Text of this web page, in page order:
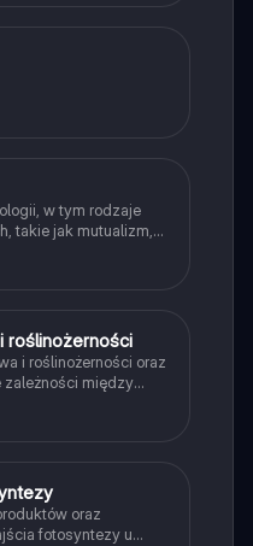
w tym rodzaje
takie jak mutualizm,
ekosystemach
roślinożerności
i roślinożerności oraz
zależności między
oraz
fotosyntezy u